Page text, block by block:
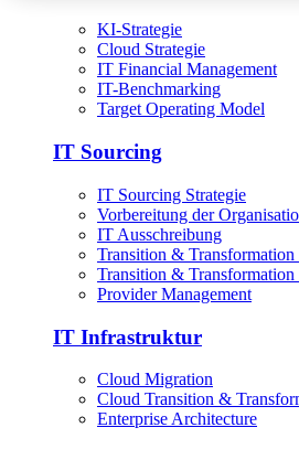
KI-Strategie
Cloud Strategie
IT Financial Management
IT-Benchmarking
Target Operating Model
IT Sourcing
IT Sourcing Strategie
Vorbereitung der
IT Ausschreibung
Transition & Transformation
Transition & Transformation
Provider Management
IT Infrastruktur
Cloud Migration
Cloud Transition &
Enterprise Architecture